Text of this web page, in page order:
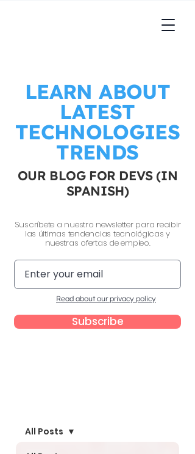
LEARN ABOUT
LATEST
TECHNOLOGIES
TRENDS
OUR BLOG FOR DEVS (IN
SPANISH)
Suscríbete a nuestro newsletter para recibir
las últimas tendencias tecnológicas y
nuestras ofertas de empleo.
Read about our privacy policy
Subscribe
All Posts